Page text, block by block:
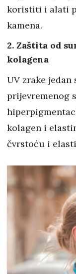
koristiti i alati
kamena.
2. Zaštita od
kolagena
UV zrake
prijevremenog
kolagen i
čvrstoću i